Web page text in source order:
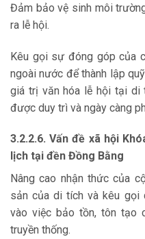
Đảm bảo vệ sinh môi
ra lễ hội.
Kêu gọi sự đóng góp của
ngoài nước để thành lập
giá trị văn hóa lễ hội tại di
được duy trì và ngày càng
3.2.2.6. Vấn đề xã hội
lịch tại đền Đồng Bằng
Nâng cao nhận thức của
sản của di tích và kêu gọi
vào việc bảo tồn, tôn tạo
truyền thống.